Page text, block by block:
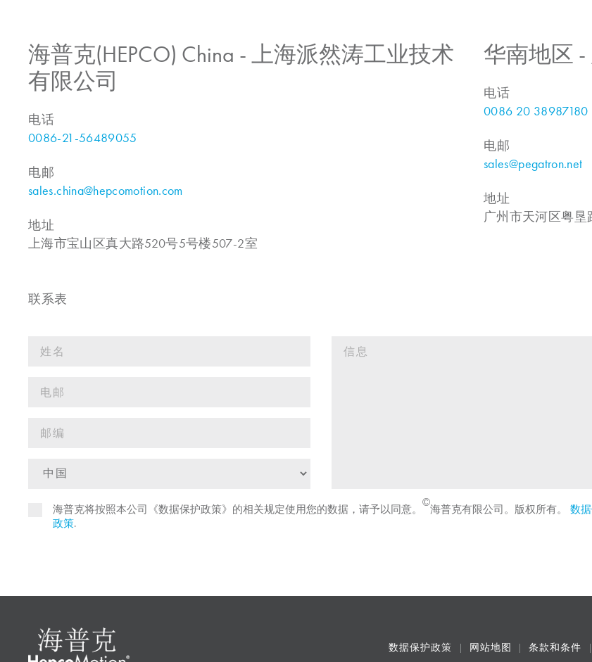
海普克(HEPCO) China - 上海派然涛工业技术
有限公司
电话
0086-21-56489055
电邮
sales.china@hepcomotion.com
地址
上海市宝山区真大路520号5号楼507-2室
华南地区
电话
0086 20 38987180
电邮
sales@pegatron.net
地址
广州市天河区粤垦
联系表
海普克将按照本公司《数据保护政策》的相关规定使用您的数据，请予以同意。
©
海普克有限公司。版权所有。 数
政策.
数据保护政策 网站地图 条款和条件